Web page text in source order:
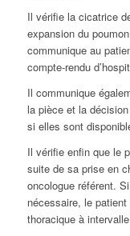
Il vérifie la cicatrice
expansion du
communique au
compte-rendu
Il communique
la pièce et la
si elles sont
Il vérifie enfin que le
suite de sa prise en
oncologue référent.
nécessaire, le
thoracique à